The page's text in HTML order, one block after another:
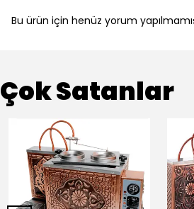
Bu ürün için henüz yorum
Çok Satanlar